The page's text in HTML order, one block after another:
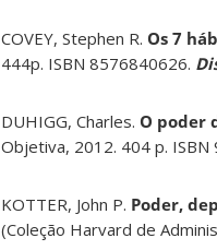
COVEY, Stephen R. Os 7
444p. ISBN 8576840626.
DUHIGG, Charles. O poder
Objetiva, 2012. 404 p.
KOTTER, John P. Poder,
(Coleção Harvard de